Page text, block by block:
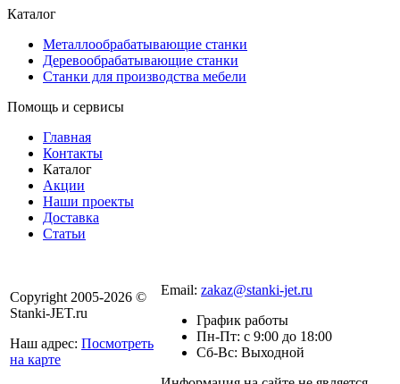
Каталог
Металлообрабатывающие станки
Деревообрабатывающие станки
Станки для производства мебели
Помощь и сервисы
Главная
Контакты
Каталог
Акции
Наши проекты
Доставка
Статьи
Copyright 2005-2026 ©
Stanki-JET.ru
Наш адрес: Посмотреть
на карте
Email: zakaz@stanki-jet.ru
График работы
Пн-Пт: с 9:00 до 18:00
Сб-Вс: Выходной